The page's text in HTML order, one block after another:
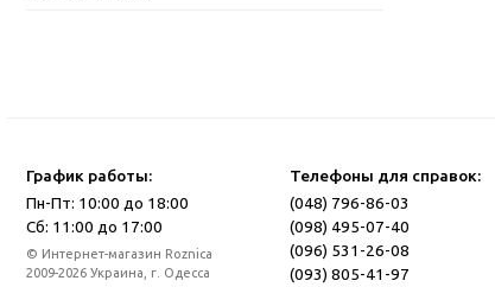
График работы:
Пн-Пт: 10:00 до 18:00
Сб: 11:00 до 17:00
© Интернет-магазин Roznica
2009-2026 Украина, г. Одесса
Телефоны для справок:
(048) 796-86-03
(098) 495-07-40
(096) 531-26-08
(093) 805-41-97